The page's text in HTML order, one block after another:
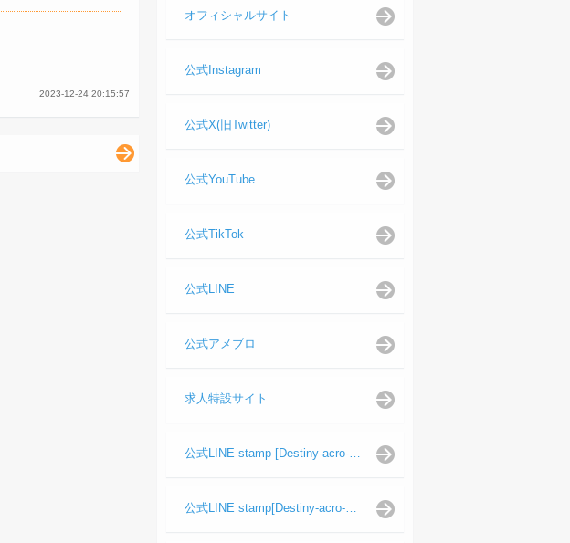
2023-12-24 20:15:57
オフィシャルサイト
公式Instagram
公式X(旧Twitter)
公式YouTube
公式TikTok
公式LINE
公式アメブロ
求人特設サイト
公式LINE stamp [Destiny-acro-如月龍代表]
公式LINE stamp[Destiny-acro-日向よし代表代行]